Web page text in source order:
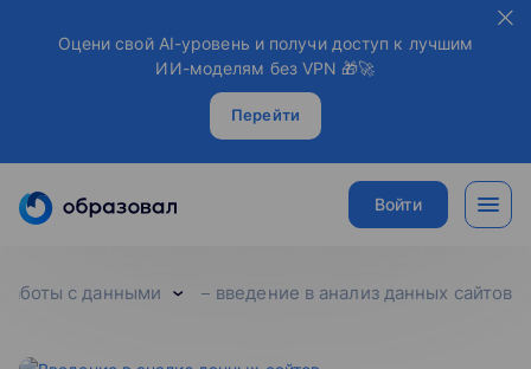
Оцени свой AI-уровень и получи доступ к лучшим
ИИ-моделям без VPN 🎁🚀
Перейти
Войти
с данными введение в анализ данных сайтов